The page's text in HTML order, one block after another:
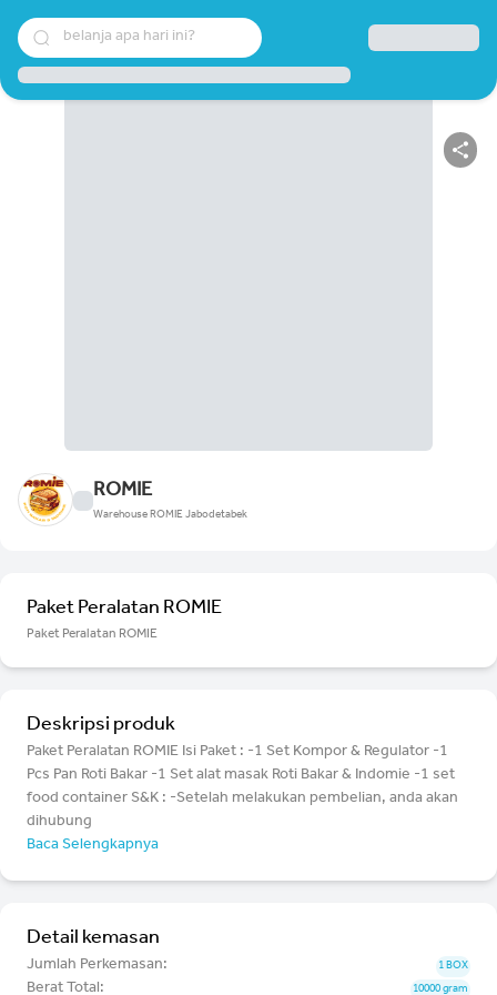
belanja apa hari ini?
ROMIE
Warehouse ROMIE Jabodetabek
Paket Peralatan ROMIE
Paket Peralatan ROMIE
Deskripsi produk
Paket Peralatan ROMIE Isi Paket : -1 Set Kompor & Regulator -1
Pcs Pan Roti Bakar -1 Set alat masak Roti Bakar & Indomie -1 set
food container S&K : -Setelah melakukan pembelian, anda akan
dihubung
Baca Selengkapnya
Detail kemasan
Jumlah Perkemasan: 1 BOX
Berat Total: 10000 gram